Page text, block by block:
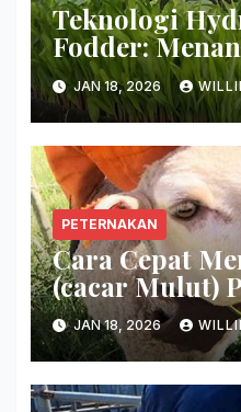
Teknologi
Fodder:
Hijauan Di
Hanya Dalam
JAN 18, 2026
PETERNAKAN
Cara Cepat
(cacar Mulut)
Hilangkan
Secara Tuntas!
JAN 18, 2026